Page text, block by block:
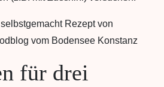
für drei